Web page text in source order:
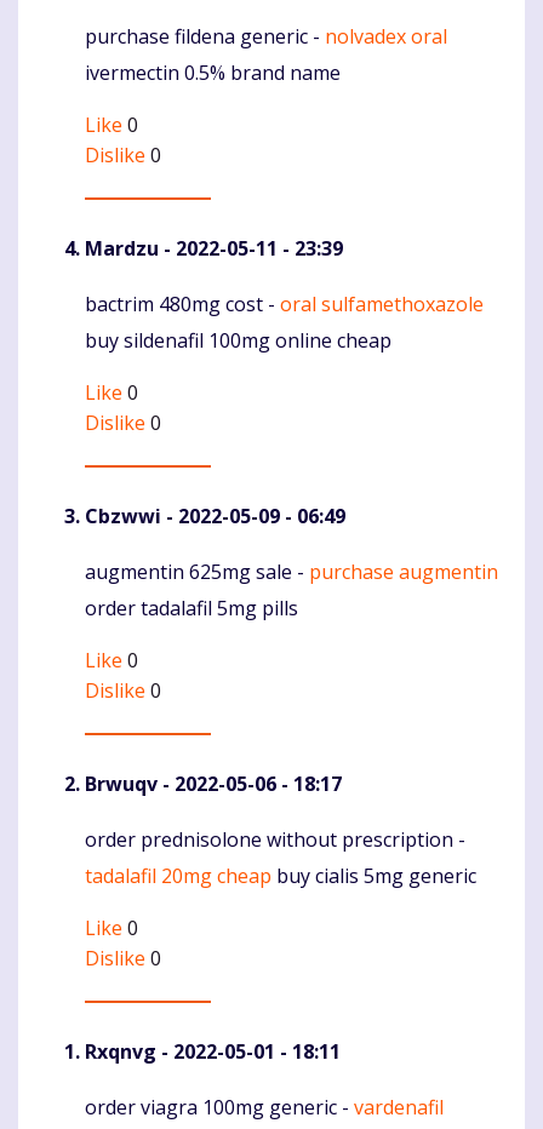
Komentaras
purchase fildena generic - nolvadex oral
ivermectin 0.5% brand name
Like 0
Dislike 0
Mardzu - 2022-05-11 - 23:39
Komentaras
bactrim 480mg cost - oral sulfamethoxazole
buy sildenafil 100mg online cheap
Like 0
Dislike 0
Cbzwwi - 2022-05-09 - 06:49
Komentaras
augmentin 625mg sale - purchase augmentin
order tadalafil 5mg pills
Like 0
Dislike 0
Brwuqv - 2022-05-06 - 18:17
Komentaras
order prednisolone without prescription -
tadalafil 20mg cheap buy cialis 5mg generic
Like 0
Dislike 0
Rxqnvg - 2022-05-01 - 18:11
Komentaras
order viagra 100mg generic - vardenafil